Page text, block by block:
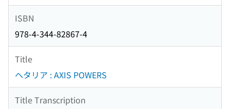
ISBN
978-4-344-82867-4
Title
ヘタリア : AXIS POWERS
Title Transcription